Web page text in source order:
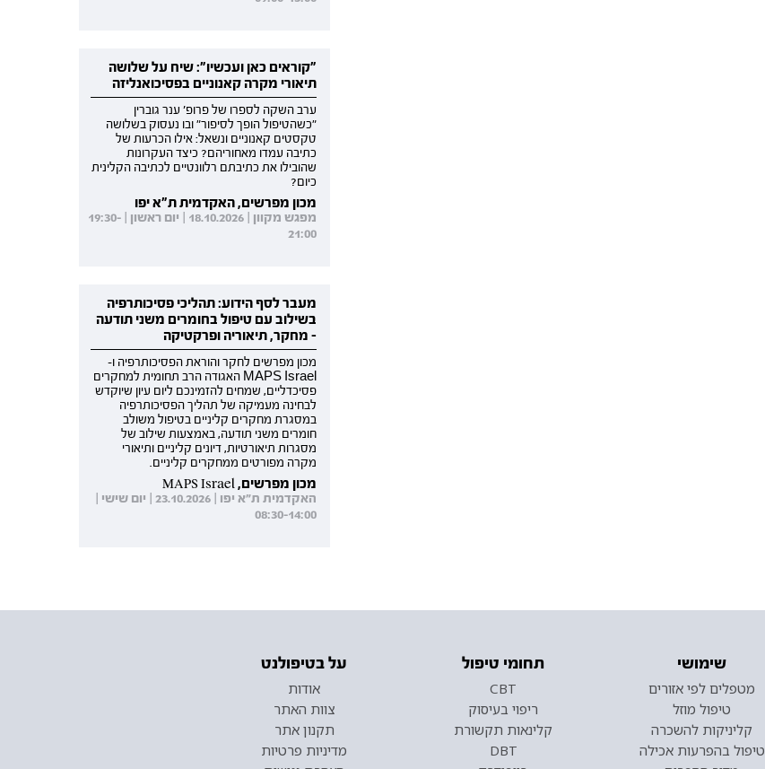
"קוראים כאן ועכשיו": שיח על שלושה
תיאורי מקרה קאנוניים בפסיכואנליזה
ערב השקה לספרו של פרופ' ענר גוברין
"כשהטיפול הופך לסיפור" ובו נעסוק בשלושה
טקסטים קאנוניים ונשאל: אילו הכרעות של
כתיבה עמדו מאחוריהם? כיצד העקרונות
שהובילו את כתיבתם רלוונטיים לכתיבה הקלינית
כיום?
מכון מפרשים, האקדמית ת"א יפו
מפגש מקוון | 18.10.2026 | יום ראשון | 19:30-
21:00
מעבר לסף הידוע: תהליכי פסיכותרפיה
בשילוב עם טיפול בחומרים משני תודעה
- מחקר, תיאוריה ופרקטיקה
מכון מפרשים לחקר והוראת הפסיכותרפיה ו-
MAPS Israel האגודה הרב תחומית למחקרים
פסיכדליים, שמחים להזמינכם ליום עיון שיוקדש
לבחינה מעמיקה של תהליך הפסיכותרפיה
במסגרת מחקרים קליניים בטיפול משולב
חומרים משני תודעה, באמצעות שילוב של
מסגרות תיאורטיות, דיונים קליניים ותיאורי
מקרה מפורטים ממחקרים קליניים.
מכון מפרשים, MAPS Israel
האקדמית ת"א יפו | 23.10.2026 | יום שישי |
08:30-14:00
שימושי
מטפלים לפי אזורים
טיפול מוזל
קליניקות להשכרה
טיפול בהפרעות אכילה
תחומי טיפול
CBT
ריפוי בעיסוק
קלינאות תקשורת
DBT
על בטיפולנט
אודות
צוות האתר
תקנון אתר
מדיניות פרטיות